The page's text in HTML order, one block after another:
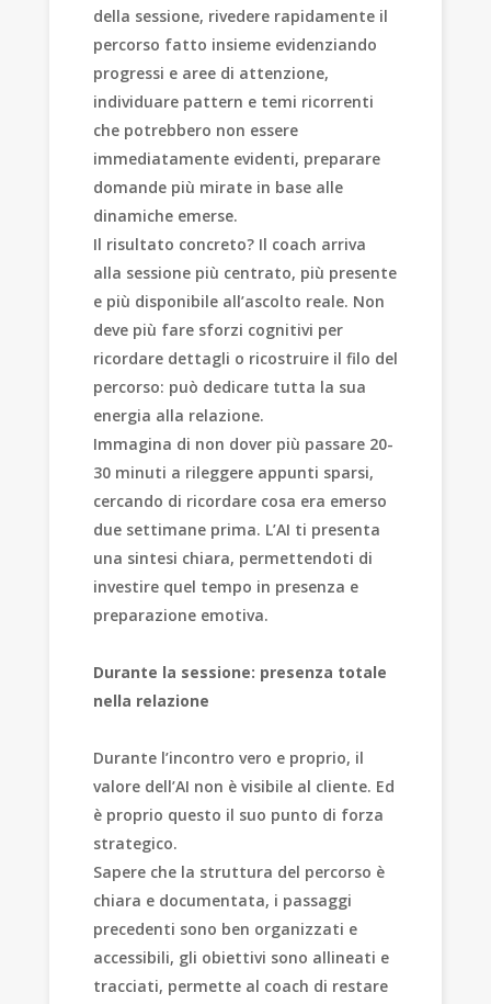
della sessione, rivedere rapidamente il
percorso fatto insieme evidenziando
progressi e aree di attenzione,
individuare pattern e temi ricorrenti
che potrebbero non essere
immediatamente evidenti, preparare
domande più mirate in base alle
dinamiche emerse.
Il risultato concreto? Il coach arriva
alla sessione più centrato, più presente
e più disponibile all’ascolto reale. Non
deve più fare sforzi cognitivi per
ricordare dettagli o ricostruire il filo del
percorso: può dedicare tutta la sua
energia alla relazione.
Immagina di non dover più passare 20-
30 minuti a rileggere appunti sparsi,
cercando di ricordare cosa era emerso
due settimane prima. L’AI ti presenta
una sintesi chiara, permettendoti di
investire quel tempo in presenza e
preparazione emotiva.
Durante la sessione: presenza totale
nella relazione
Durante l’incontro vero e proprio, il
valore dell’AI non è visibile al cliente. Ed
è proprio questo il suo punto di forza
strategico.
Sapere che la struttura del percorso è
chiara e documentata, i passaggi
precedenti sono ben organizzati e
accessibili, gli obiettivi sono allineati e
tracciati, permette al coach di restare